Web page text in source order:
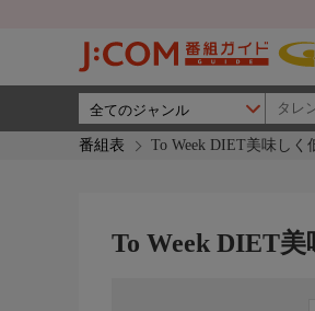
番組表 To Week DIET美味し
To Week DIET